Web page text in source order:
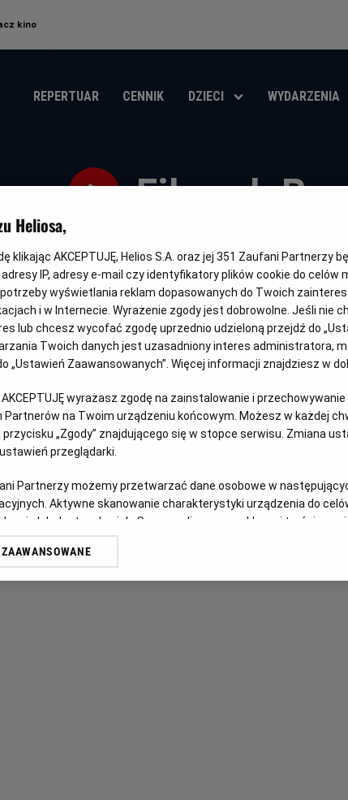
kino
REPERTUAR CENNIK DZIECI WYDARZENIA
Filonek
tytuł
wiek
trwania
OBSERWUJ
DUBBING
OPIS FILMU
W domu Birgitty pojawia się kotek Filonek. Nie
pełne jest wyzwań. Zwłaszcza w nieznanym
wielkim mieście? Czy uda mu się zaprzyjaźnić z
właścicielki? Staje się gwiazdą estrady, pomaga
Mają i przechytrza gang psów. Filonek
akceptowaniu odmienności, potrzebie
Heliosa,
klikając AKCEPTUJĘ, Helios S.A. oraz jej 351 Zaufani Partnerzy
IP, adresy e-mail czy identyfikatory plików cookie do celów
wyświetlania reklam dopasowanych do Twoich
i w Internecie. Wyrażenie zgody jest dobrowolne. Jeśli nie
lub chcesz wycofać zgodę uprzednio udzieloną przejdź do
Twoich danych jest uzasadniony interes administratora,
„Ustawień Zaawansowanych”. Więcej informacji znajdziesz w
wyrażasz zgodę na zainstalowanie i
Partnerów na Twoim urządzeniu końcowym. Możesz w każdej
„Zgody” znajdującego się w stopce serwisu. Zmiana
przeglądarki.
Partnerzy możemy przetwarzać dane osobowe w
Aktywne skanowanie charakterystyki urządzenia do
lub dostęp do nich. Spersonalizowane reklamy i treści,
usług.